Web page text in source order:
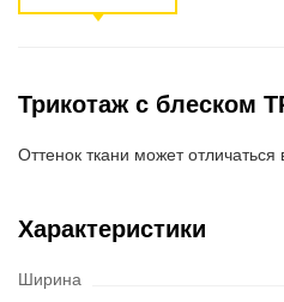
Трикотаж с блеском
Оттенок ткани может отличаться
Характеристики
Ширина